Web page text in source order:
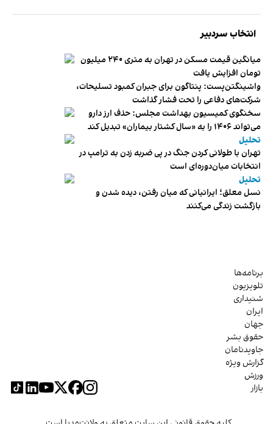
انتخاب سردبیر
میانگین قیمت مسکن در تهران به متری ۲۴۰ میلیون
تومان افزایش یافت
واشینگتن‌پست: پنتاگون برای جبران کمبود تسلیحات،
شرکت‌های دفاعی را تحت فشار گذاشت
سخنگوی کمیسیون بهداشت مجلس: حذف ارز دارو
می‌تواند ۱۴۰۶ را به «سال کشتار بیماران» تبدیل کند
تحلیل
تهران با طولانی کردن جنگ در پی ضربه زدن به ترامپ در
انتخابات میان‌دوره‌ای است
تحلیل
نسل معلق؛ ایرانیانی که میان رفتن، دیده شدن و
بازگشت زندگی می‌کنند
برنامه‌ها
تلویزیون
شنیداری
ایران
جهان
حقوق بشر
جاویدنامان
گزارش ویژه
ورزش
بازار